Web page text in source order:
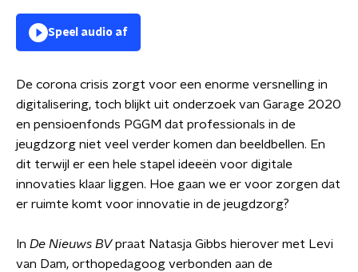
Speel audio af
De corona crisis zorgt voor een enorme versnelling in
digitalisering, toch blijkt uit onderzoek van Garage 2020
en pensioenfonds PGGM dat professionals in de
jeugdzorg niet veel verder komen dan beeldbellen. En
dit terwijl er een hele stapel ideeën voor digitale
innovaties klaar liggen. Hoe gaan we er voor zorgen dat
er ruimte komt voor innovatie in de jeugdzorg?
In De Nieuws BVpraat Natasja Gibbs hierover met Levi
van Dam, orthopedagoog verbonden aan de